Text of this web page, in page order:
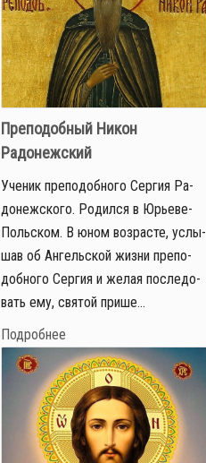
Преподобный Никон
Радонежский
Уче­ник пре­по­доб­но­го Сер­гия Ра­
до­неж­ско­го. Ро­дил­ся в Юрье­ве-
Поль­ском. В юном воз­расте, услы­
шав об Ан­гель­ской жиз­ни пре­по­
доб­но­го Сер­гия и же­лая по­сле­до­
вать ему, свя­той при­ше...
Подробнее